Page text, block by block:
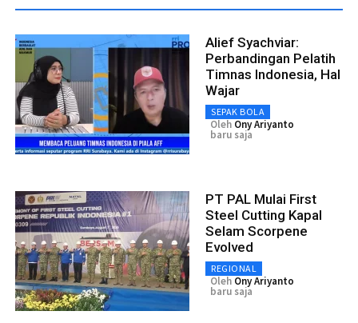
Alief Syachviar:
Perbandingan Pelatih
Timnas Indonesia, Hal
Wajar
SEPAK BOLA
Oleh Ony Ariyanto
baru saja
PT PAL Mulai First
Steel Cutting Kapal
Selam Scorpene
Evolved
REGIONAL
Oleh Ony Ariyanto
baru saja